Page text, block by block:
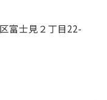
富士見２丁目22-